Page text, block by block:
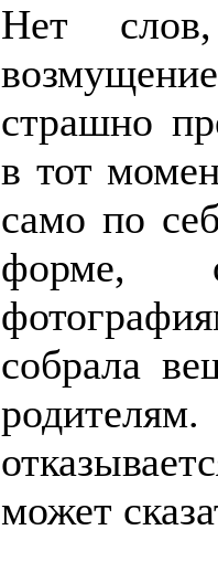
Нет
страшно
в тот
само по
форме,
собрала
может